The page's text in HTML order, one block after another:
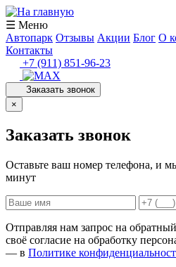
☰ Меню
Автопарк Отзывы Акции Блог О
Контакты
+7 (911) 851-96-23
Заказать звонок
×
Заказать звонок
Оставьте ваш номер телефона, и
минут
Отправляя нам запрос на
своё согласие на обработку
— в Политике